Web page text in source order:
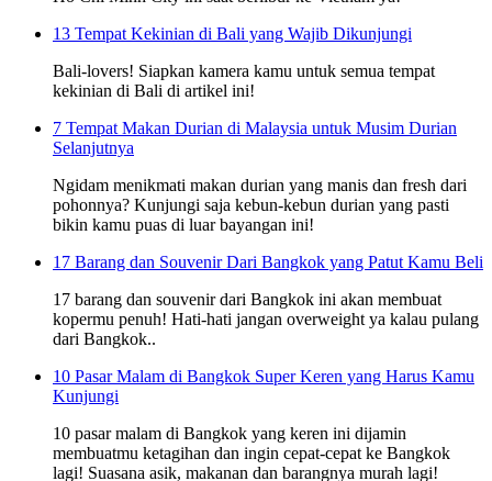
13 Tempat Kekinian di Bali yang Wajib Dikunjungi
Bali-lovers! Siapkan kamera kamu untuk semua tempat
kekinian di Bali di artikel ini!
7 Tempat Makan Durian di Malaysia untuk Musim Durian
Selanjutnya
Ngidam menikmati makan durian yang manis dan fresh dari
pohonnya? Kunjungi saja kebun-kebun durian yang pasti
bikin kamu puas di luar bayangan ini!
17 Barang dan Souvenir Dari Bangkok yang Patut Kamu Beli
17 barang dan souvenir dari Bangkok ini akan membuat
kopermu penuh! Hati-hati jangan overweight ya kalau pulang
dari Bangkok..
10 Pasar Malam di Bangkok Super Keren yang Harus Kamu
Kunjungi
10 pasar malam di Bangkok yang keren ini dijamin
membuatmu ketagihan dan ingin cepat-cepat ke Bangkok
lagi! Suasana asik, makanan dan barangnya murah lagi!